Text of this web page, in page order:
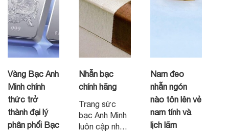
Vàng Bạc Anh
Minh chính
thức trở
thành đại lý
phân phối Bạc
Nhẫn bạc
chính hãng
Trang sức
bạc Anh Minh
luôn cập nhật
Nam đeo
nhẫn ngón
nào tôn lên vẻ
nam tính và
lịch lãm